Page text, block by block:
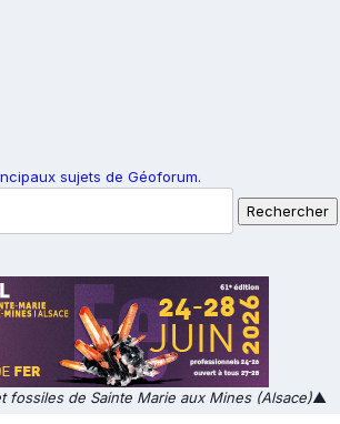
sujets de Géoforum.
fossiles de Sainte Marie aux Mines (Alsace)▲